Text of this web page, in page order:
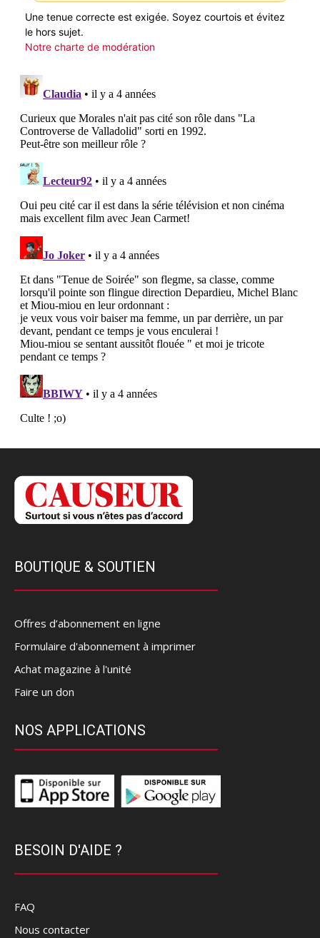
Une tenue correcte est exigée. Soyez courtois et évitez
le hors sujet.
Notre charte de modération
BOUTIQUE & SOUTIEN
Offres d’abonnement en ligne
Formulaire d'abonnement à imprimer
Achat magazine à l'unité
Faire un don
NOS APPLICATIONS
BESOIN D'AIDE ?
FAQ
Nous contacter